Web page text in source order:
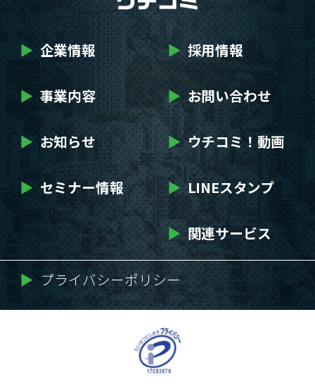
▶ 企業情報 ▶ 採用情報
▶ 事業内容 ▶ お問い合わせ
▶ お知らせ ▶ ウチコミ！動画
▶ セミナー情報 ▶ LINEスタンプ
▶ 関連サービス
▶ プライバシーポリシー